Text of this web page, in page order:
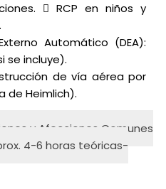
 RCP en niños y
Automático (DEA):
se incluye).
de vía aérea por
de Heimlich).
y Afecciones Comunes
4-6 horas teóricas-